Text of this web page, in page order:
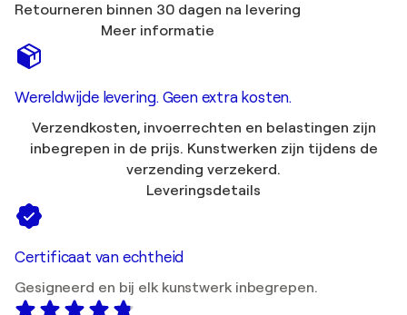
Retourneren binnen 30 dagen na levering
Meer informatie
Wereldwijde levering. Geen extra kosten.
Verzendkosten, invoerrechten en belastingen zijn
inbegrepen in de prijs. Kunstwerken zijn tijdens de
verzending verzekerd.
Leveringsdetails
Certificaat van echtheid
Gesigneerd en bij elk kunstwerk inbegrepen.